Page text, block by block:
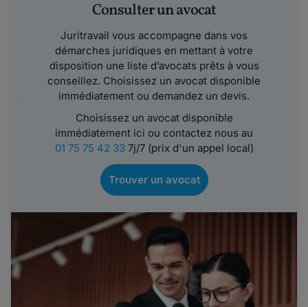
Consulter un avocat
Juritravail vous accompagne dans vos
démarches juridiques en mettant à votre
disposition une liste d’avocats prêts à vous
conseillez. Choisissez un avocat disponible
immédiatement ou demandez un devis.
Choisissez un avocat disponible
immédiatement ici ou contactez nous au
01 75 75 42 337j/7 (prix d'un appel local)
Trouver un avocat